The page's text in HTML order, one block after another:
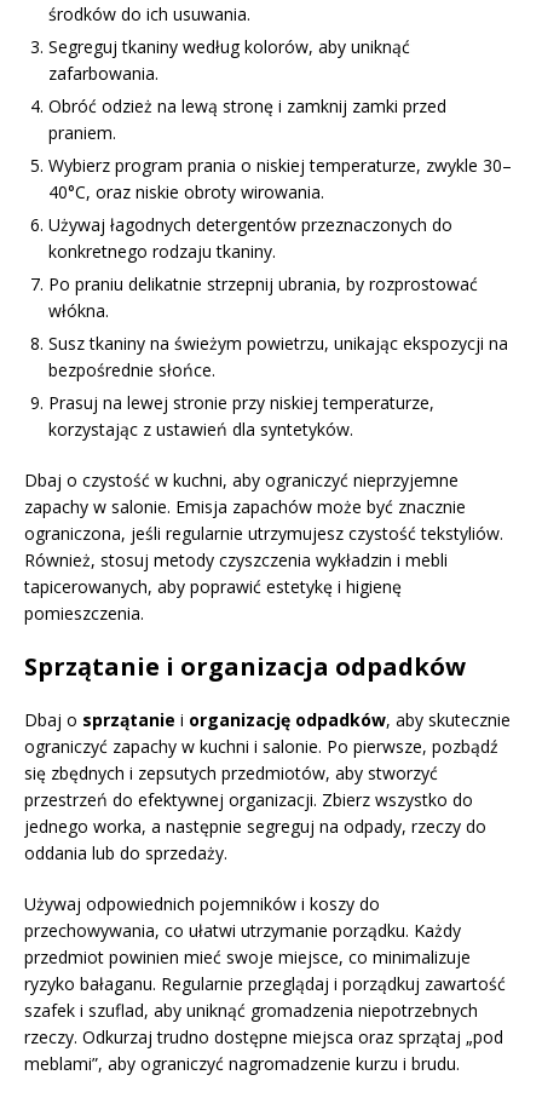
środków do ich usuwania.
Segreguj tkaniny według kolorów, aby uniknąć
zafarbowania.
Obróć odzież na lewą stronę i zamknij zamki przed
praniem.
Wybierz program prania o niskiej temperaturze, zwykle 30–
40°C, oraz niskie obroty wirowania.
Używaj łagodnych detergentów przeznaczonych do
konkretnego rodzaju tkaniny.
Po praniu delikatnie strzepnij ubrania, by rozprostować
włókna.
Susz tkaniny na świeżym powietrzu, unikając ekspozycji na
bezpośrednie słońce.
Prasuj na lewej stronie przy niskiej temperaturze,
korzystając z ustawień dla syntetyków.
Dbaj o czystość w kuchni, aby ograniczyć nieprzyjemne
zapachy w salonie. Emisja zapachów może być znacznie
ograniczona, jeśli regularnie utrzymujesz czystość tekstyliów.
Również, stosuj metody czyszczenia wykładzin i mebli
tapicerowanych, aby poprawić estetykę i higienę
pomieszczenia.
Sprzątanie i organizacja odpadków
Dbaj o sprzątanie i organizację odpadków, aby skutecznie
ograniczyć zapachy w kuchni i salonie. Po pierwsze, pozbądź
się zbędnych i zepsutych przedmiotów, aby stworzyć
przestrzeń do efektywnej organizacji. Zbierz wszystko do
jednego worka, a następnie segreguj na odpady, rzeczy do
oddania lub do sprzedaży.
Używaj odpowiednich pojemników i koszy do
przechowywania, co ułatwi utrzymanie porządku. Każdy
przedmiot powinien mieć swoje miejsce, co minimalizuje
ryzyko bałaganu. Regularnie przeglądaj i porządkuj zawartość
szafek i szuflad, aby uniknąć gromadzenia niepotrzebnych
rzeczy. Odkurzaj trudno dostępne miejsca oraz sprzątaj „pod
meblami”, aby ograniczyć nagromadzenie kurzu i brudu.